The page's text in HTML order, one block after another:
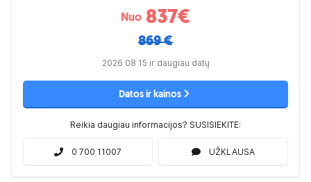
Nuo 837€
869 €
2026 08 15 ir daugiau datų
Datos ir kainos
Reikia daugiau informacijos? SUSISIEKITE:
0 700 11007 UŽKLAUSA